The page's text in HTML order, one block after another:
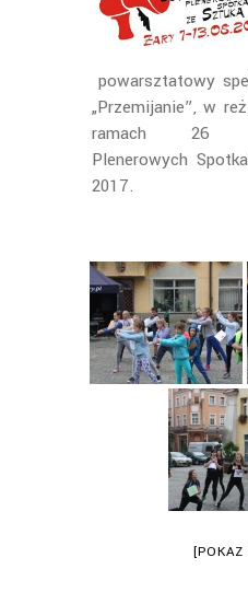
powarsztatowy
„Przemijanie”, w
ramach 26
Plenerowych
2017.
[POKAZ